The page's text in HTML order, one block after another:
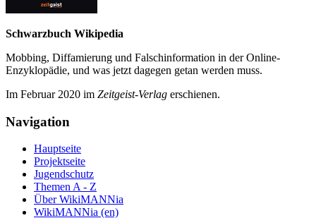
Schwarzbuch Wikipedia
Mobbing, Diffamierung und Falsch­information in der Online-
Enzyklo­pädie, und was jetzt da­gegen getan werden muss.
Im Februar 2020 im Zeit­geist-Verlag erschienen.
Navigation
Hauptseite
Projektseite
Jugendschutz
Themen A - Z
Über WikiMANNia
WikiMANNia (en)